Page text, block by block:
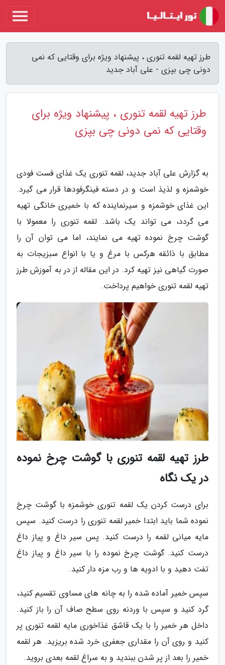
طرز تهیه لقمه تنوری ، پیشنهاد ویژه برای وقتایی که نمی
دونی چی بپزی - علی آباد جدید
طرز تهیه لقمه تنوری ، پیشنهاد ویژه برای
وقتایی که نمی دونی چی بپزی
به گزارش علی آباد جدید، لقمه تنوری یک غذای فست فودی
خوشمزه و لذیذ است و در دسته فینگرفودها قرار می گیرد.
این غذای خوشمزه و سیرنماینده که با خمیری خانگی تهیه
می گردد، می تواند یک باشد. لقمه تنوری را معمولا با
گوشت چرخ نموده تهیه می نمایند، اما می توان آن را
مطابق با ذائقه هرکس با مرغ و یا با انواع سبزیجات به
صورت گیاهی نیز تهیه کرد. در این مقاله از در به آموزش طرز
تهیه لقمه تنوری خواهیم پرداخت.
طرز تهیه لقمه تنوری با گوشت چرخ نموده
در یک نگاه
برای درست کردن یک لقمه تنوری خوشمزه با گوشت چرخ
نموده شما باید ابتدا خمیر لقمه تنوری را درست کنید. سپس
مایه میانی لقمه را درست کنید. پس سیر داغ و پیاز داغ
درست کنید. گوشت چرخ نموده را با سیر داغ و پیاز داغ
تفت دهید و با ادویه ها و رب مزه دار کنید.
سپس خمیر آماده شده را به چانه های مساوی تقسیم کنید،
گرد کنید و سپس با وردنه روی سطح صاف آن را باز کنید.
داخل هر خمیر را با یک قاشق غذاخوری مایه لقمه تنوری پر
کنید و روی آن را مقداری جعفری خرد شده بریزید. هر لقمه
خمیر را بعد از پر شدن ببندید و به سراغ لقمه بعدی بروید.